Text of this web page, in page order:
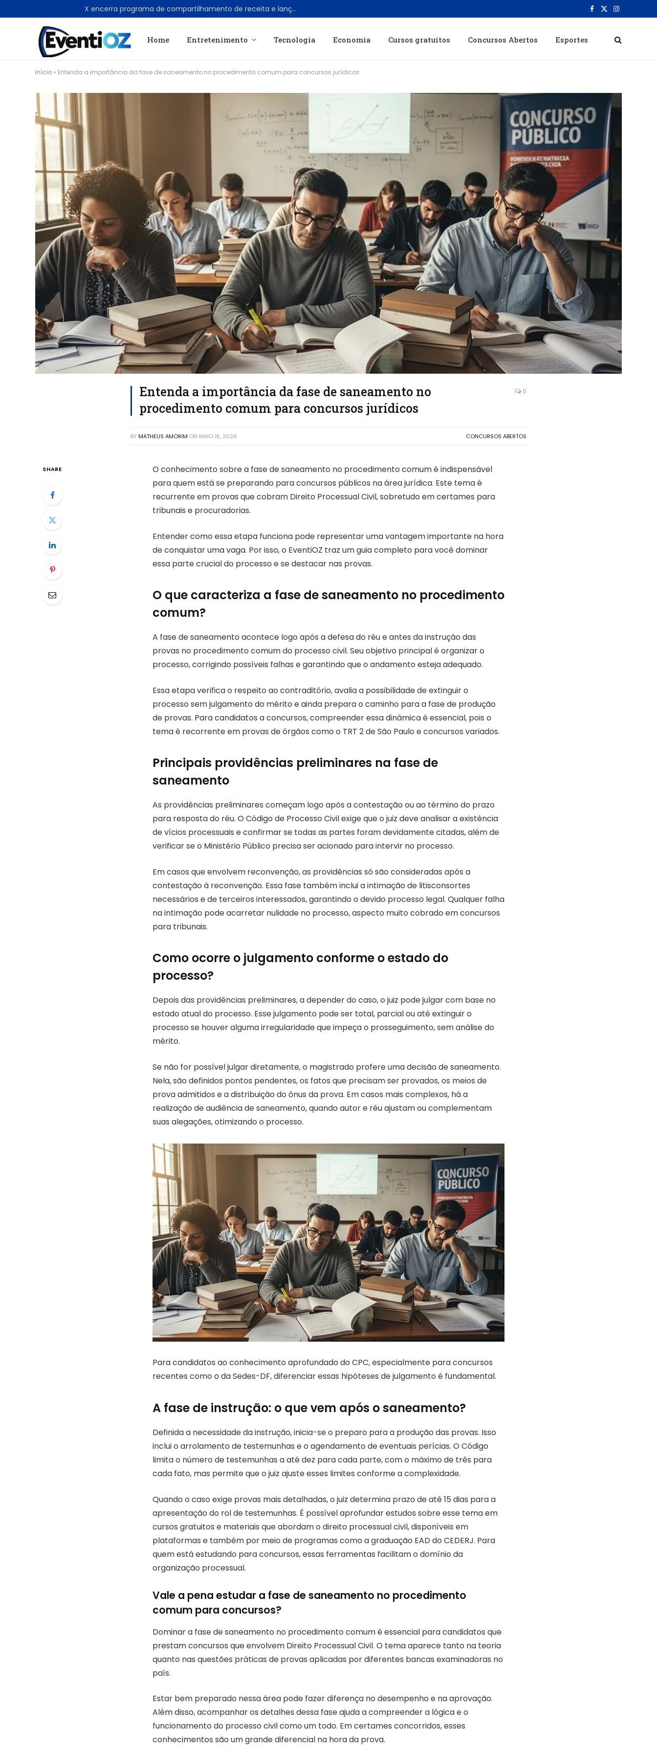
X encerra programa de compartilhamento de receita e lança programa Original Content Rewards Facebook
X
Instagram
Home Entretenimento Tecnologia Economia Cursos gratuitos Concursos Abertos Esportes
Início » Entenda a importância da fase de saneamento no procedimento comum para concursos jurídicos
Entenda a importância da fase de saneamento no
procedimento comum para concursos jurídicos
0
BY MATHEUS AMORIM ON MAIO 15, 2026 CONCURSOS ABERTOS
SHARE
O conhecimento sobre a fase de saneamento no procedimento comum é indispensável
para quem está se preparando para concursos públicos na área jurídica. Este tema é
recurrente em provas que cobram Direito Processual Civil, sobretudo em certames para
tribunais e procuradorias.
Entender como essa etapa funciona pode representar uma vantagem importante na hora
de conquistar uma vaga. Por isso, o EventiOZ traz um guia completo para você dominar
essa parte crucial do processo e se destacar nas provas.
O que caracteriza a fase de saneamento no procedimento
comum?
A fase de saneamento acontece logo após a defesa do réu e antes da instrução das
provas no procedimento comum do processo civil. Seu objetivo principal é organizar o
processo, corrigindo possíveis falhas e garantindo que o andamento esteja adequado.
Essa etapa verifica o respeito ao contraditório, avalia a possibilidade de extinguir o
processo sem julgamento do mérito e ainda prepara o caminho para a fase de produção
de provas. Para candidatos a concursos, compreender essa dinâmica é essencial, pois o
tema é recorrente em provas de órgãos como o TRT 2 de São Paulo e concursos variados.
Principais providências preliminares na fase de
saneamento
As providências preliminares começam logo após a contestação ou ao término do prazo
para resposta do réu. O Código de Processo Civil exige que o juiz deve analisar a existência
de vícios processuais e confirmar se todas as partes foram devidamente citadas, além de
verificar se o Ministério Público precisa ser acionado para intervir no processo.
Em casos que envolvem reconvenção, as providências só são consideradas após a
contestação à reconvenção. Essa fase também inclui a intimação de litisconsortes
necessários e de terceiros interessados, garantindo o devido processo legal. Qualquer falha
na intimação pode acarretar nulidade no processo, aspecto muito cobrado em concursos
para tribunais.
Como ocorre o julgamento conforme o estado do
processo?
Depois das providências preliminares, a depender do caso, o juiz pode julgar com base no
estado atual do processo. Esse julgamento pode ser total, parcial ou até extinguir o
processo se houver alguma irregularidade que impeça o prosseguimento, sem análise do
mérito.
Se não for possível julgar diretamente, o magistrado profere uma decisão de saneamento.
Nela, são definidos pontos pendentes, os fatos que precisam ser provados, os meios de
prova admitidos e a distribuição do ônus da prova. Em casos mais complexos, há a
realização de audiência de saneamento, quando autor e réu ajustam ou complementam
suas alegações, otimizando o processo.
Para candidatos ao conhecimento aprofundado do CPC, especialmente para concursos
recentes como o da Sedes-DF, diferenciar essas hipóteses de julgamento é fundamental.
A fase de instrução: o que vem após o saneamento?
Definida a necessidade da instrução, inicia-se o preparo para a produção das provas. Isso
inclui o arrolamento de testemunhas e o agendamento de eventuais perícias. O Código
limita o número de testemunhas a até dez para cada parte, com o máximo de três para
cada fato, mas permite que o juiz ajuste esses limites conforme a complexidade.
Quando o caso exige provas mais detalhadas, o juiz determina prazo de até 15 dias para a
apresentação do rol de testemunhas. É possível aprofundar estudos sobre esse tema em
cursos gratuitos e materiais que abordam o direito processual civil, disponíveis em
plataformas e também por meio de programas como a graduação EAD do CEDERJ. Para
quem está estudando para concursos, essas ferramentas facilitam o domínio da
organização processual.
Vale a pena estudar a fase de saneamento no procedimento
comum para concursos?
Dominar a fase de saneamento no procedimento comum é essencial para candidatos que
prestam concursos que envolvem Direito Processual Civil. O tema aparece tanto na teoria
quanto nas questões práticas de provas aplicadas por diferentes bancas examinadoras no
país.
Estar bem preparado nessa área pode fazer diferença no desempenho e na aprovação.
Além disso, acompanhar os detalhes dessa fase ajuda a compreender a lógica e o
funcionamento do processo civil como um todo. Em certames concorridos, esses
conhecimentos são um grande diferencial na hora da prova.